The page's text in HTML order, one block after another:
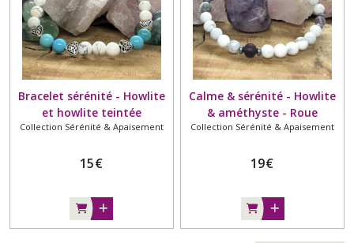
Bracelet sérénité - Howlite
et howlite teintée
turquoise - 6mm - Cœur
Collection Sérénité & Apaisement
15€
Calme & sérénité - Howlite
& améthyste - Roue
hématite - 6mm
Collection Sérénité & Apaisement
19€